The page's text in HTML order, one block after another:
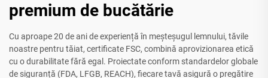
premium de bucătărie
Cu aproape 20 de ani de experiență în meșteșugul lemnului, tăvile
noastre pentru tăiat, certificate FSC, combină aprovizionarea etică
cu o durabilitate fără egal. Proiectate conform standardelor globale
de siguranță (FDA, LFGB, REACH), fiecare tavă asigură o pregătire